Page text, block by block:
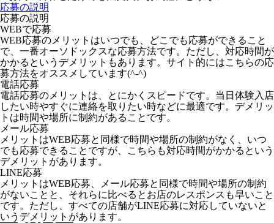
応募の説明
応募の説明
WEBで応募
WEB応募のメリットはいつでも、どこでも応募ができること
で、一番オーソドックスな応募方法です。ただし、対応時間が
かかるというデメリットもあります。サイト的にはこちらの応
募方法をオススメしています(^-^)
電話応募
電話応募のメリットは、とにかくスピードです。当日体験入店
したい時やすぐに連絡を取りたい時などに最適です。デメリッ
トは時間や場所に制約があることです。
メール応募
メリットはWEB応募と同様で時間や場所の制約がなく、いつ
でも応募できることですが、こちらも対応時間がかかるという
デメリットがあります。
LINE応募
メリットはWEB応募、メール応募と同様で時間や場所の制約
がないことと、それらに比べるとお店のレスポンスも早いこと
です。ただし、すべての店舗がLINE応募に対応していないと
いうデメリットがあります。